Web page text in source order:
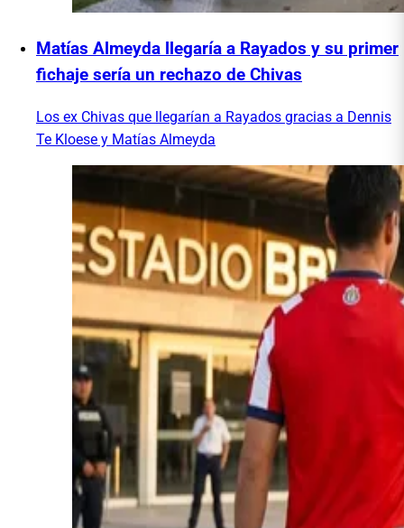
Matías Almeyda llegaría a Rayados y su primer
fichaje sería un rechazo de Chivas
Los ex Chivas que llegarían a Rayados gracias a Dennis
Te Kloese y Matías Almeyda